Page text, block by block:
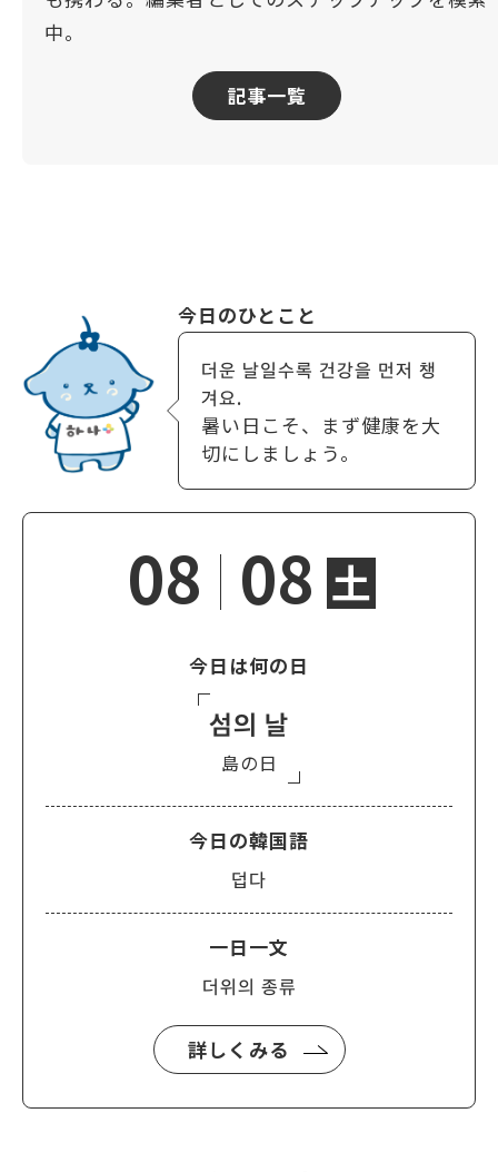
中。
記事一覧
今日のひとこと
더운 날일수록 건강을 먼저 챙
겨요.
暑い日こそ、まず健康を大
切にしましょう。
08 08 土
今日は何の日
섬의 날
島の日
今日の韓国語
덥다
一日一文
더위의 종류
詳しくみる